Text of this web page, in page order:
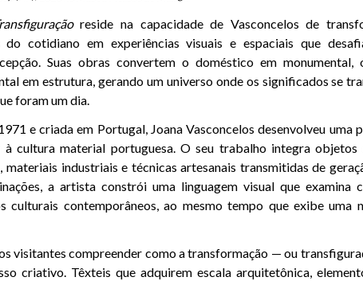
reside na capacidade de Vasconcelos de
cotidiano em experiências visuais e espaciais que
Suas obras convertem o doméstico em
em estrutura, gerando um universo onde os significados se
foram um dia.
e criada em Portugal, Joana Vasconcelos desenvolveu uma
à cultura material portuguesa. O seu trabalho integra objetos
industriais e técnicas artesanais transmitidas de
a artista constrói uma linguagem visual que examina
culturais contemporâneos, ao mesmo tempo que exibe uma
visitantes compreender como a transformação — ou
criativo. Têxteis que adquirem escala arquitetônica,